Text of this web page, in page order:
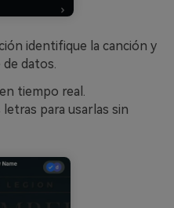
identifique la canción y
datos.
tiempo real.
para usarlas sin